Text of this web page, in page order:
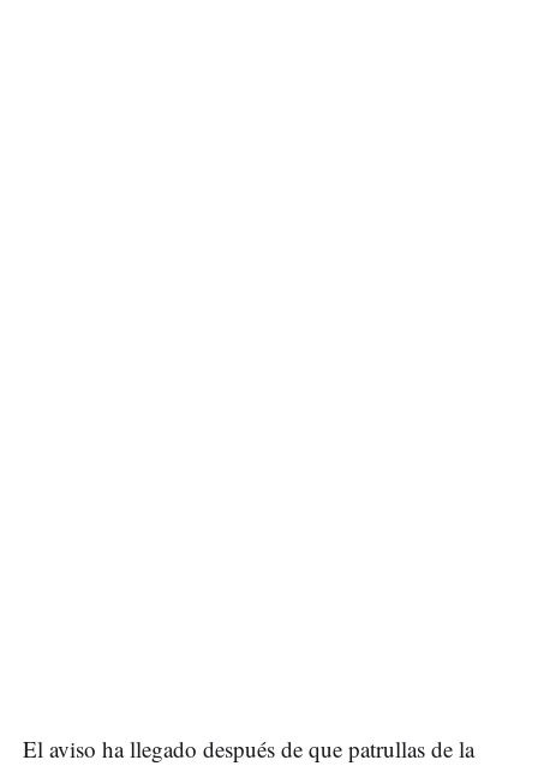
El aviso ha llegado después de que patrullas de la